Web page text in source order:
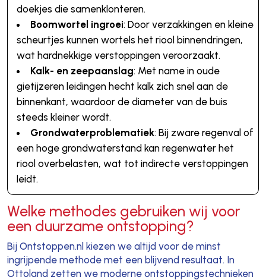
doekjes die samenklonteren.
Boomwortel ingroei: Door verzakkingen en kleine
scheurtjes kunnen wortels het riool binnendringen,
wat hardnekkige verstoppingen veroorzaakt.
Kalk- en zeepaanslag: Met name in oude
gietijzeren leidingen hecht kalk zich snel aan de
binnenkant, waardoor de diameter van de buis
steeds kleiner wordt.
Grondwaterproblematiek: Bij zware regenval of
een hoge grondwaterstand kan regenwater het
riool overbelasten, wat tot indirecte verstoppingen
leidt.
Welke methodes gebruiken wij voor
een duurzame ontstopping?
Bij Ontstoppen.nl kiezen we altijd voor de minst
ingrijpende methode met een blijvend resultaat. In
Ottoland zetten we moderne ontstoppingstechnieken